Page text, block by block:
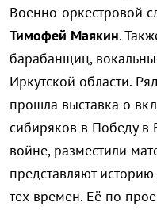
Военно-оркестровой
Тимофей Маякин.
барабанщиц,
Иркутской области.
прошла выставка о
сибиряков в Победу в
войне, разместили
представляют
тех времен. Её по